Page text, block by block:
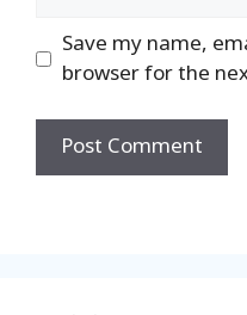
Save my name,
browser for the